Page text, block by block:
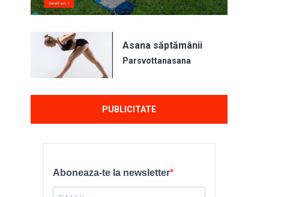
Asana săptămânii
Parsvottanasana
PUBLICITATE